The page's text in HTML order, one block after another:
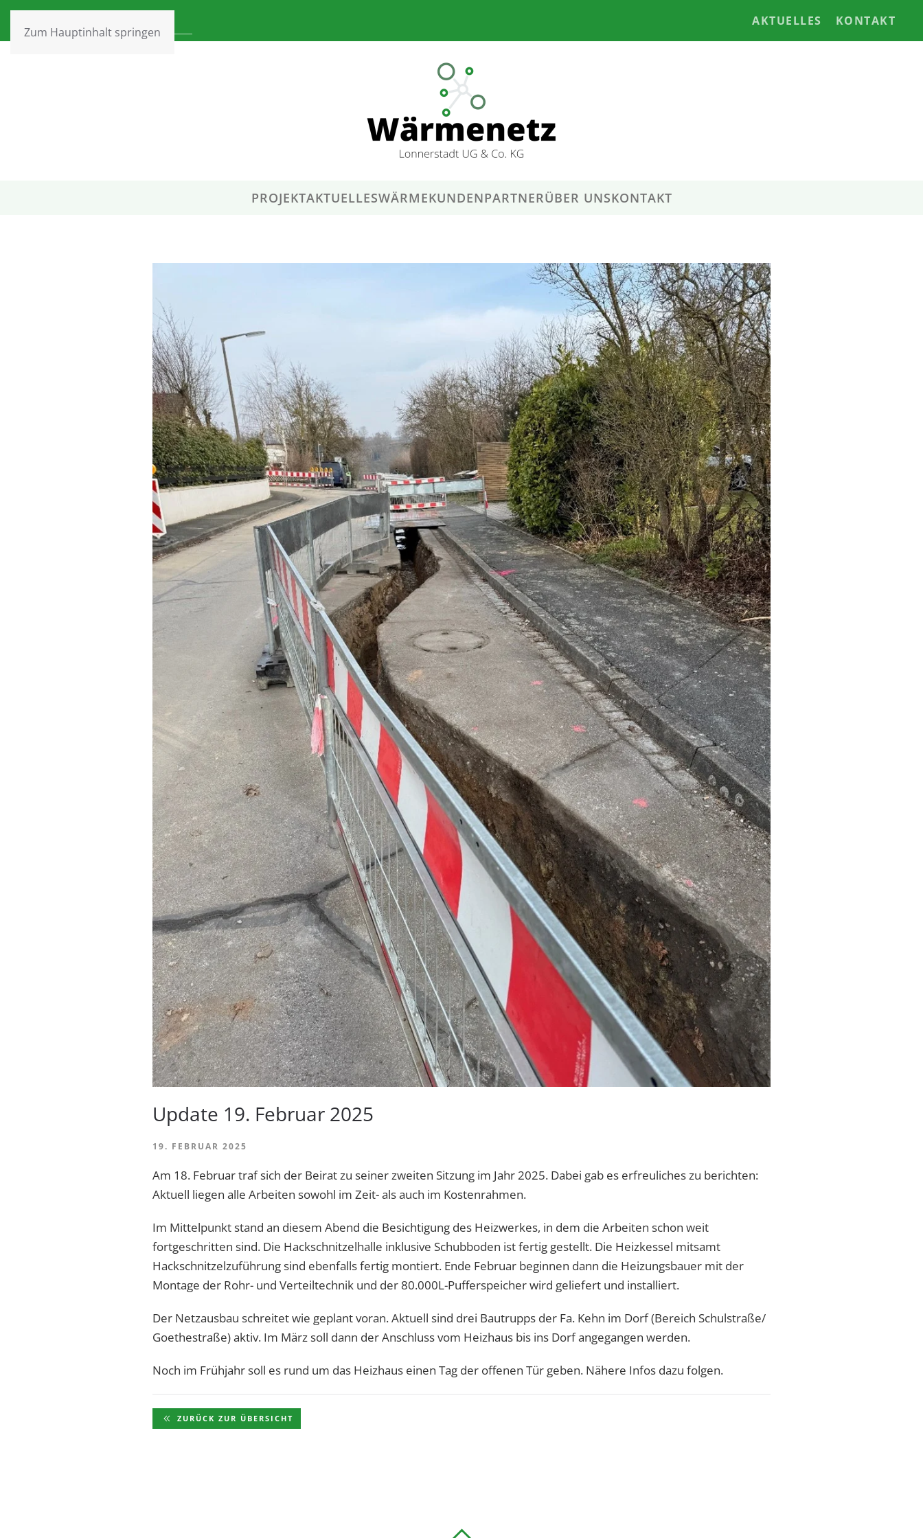
Zum Hauptinhalt springen
AKTUELLES KONTAKT
PROJEKTAKTUELLESWÄRMEKUNDENPARTNERÜBER UNSKONTAKT
Update 19. Februar 2025
19. FEBRUAR 2025
Am 18. Februar traf sich der Beirat zu seiner zweiten Sitzung im Jahr 2025. Dabei gab es erfreuliches zu berichten:
Aktuell liegen alle Arbeiten sowohl im Zeit- als auch im Kostenrahmen.
Im Mittelpunkt stand an diesem Abend die Besichtigung des Heizwerkes, in dem die Arbeiten schon weit
fortgeschritten sind. Die Hackschnitzelhalle inklusive Schubboden ist fertig gestellt. Die Heizkessel mitsamt
Hackschnitzelzuführung sind ebenfalls fertig montiert. Ende Februar beginnen dann die Heizungsbauer mit der
Montage der Rohr- und Verteiltechnik und der 80.000L-Pufferspeicher wird geliefert und installiert.
Der Netzausbau schreitet wie geplant voran. Aktuell sind drei Bautrupps der Fa. Kehn im Dorf (Bereich Schulstraße/
Goethestraße) aktiv. Im März soll dann der Anschluss vom Heizhaus bis ins Dorf angegangen werden.
Noch im Frühjahr soll es rund um das Heizhaus einen Tag der offenen Tür geben. Nähere Infos dazu folgen.
ZURÜCK ZUR ÜBERSICHT